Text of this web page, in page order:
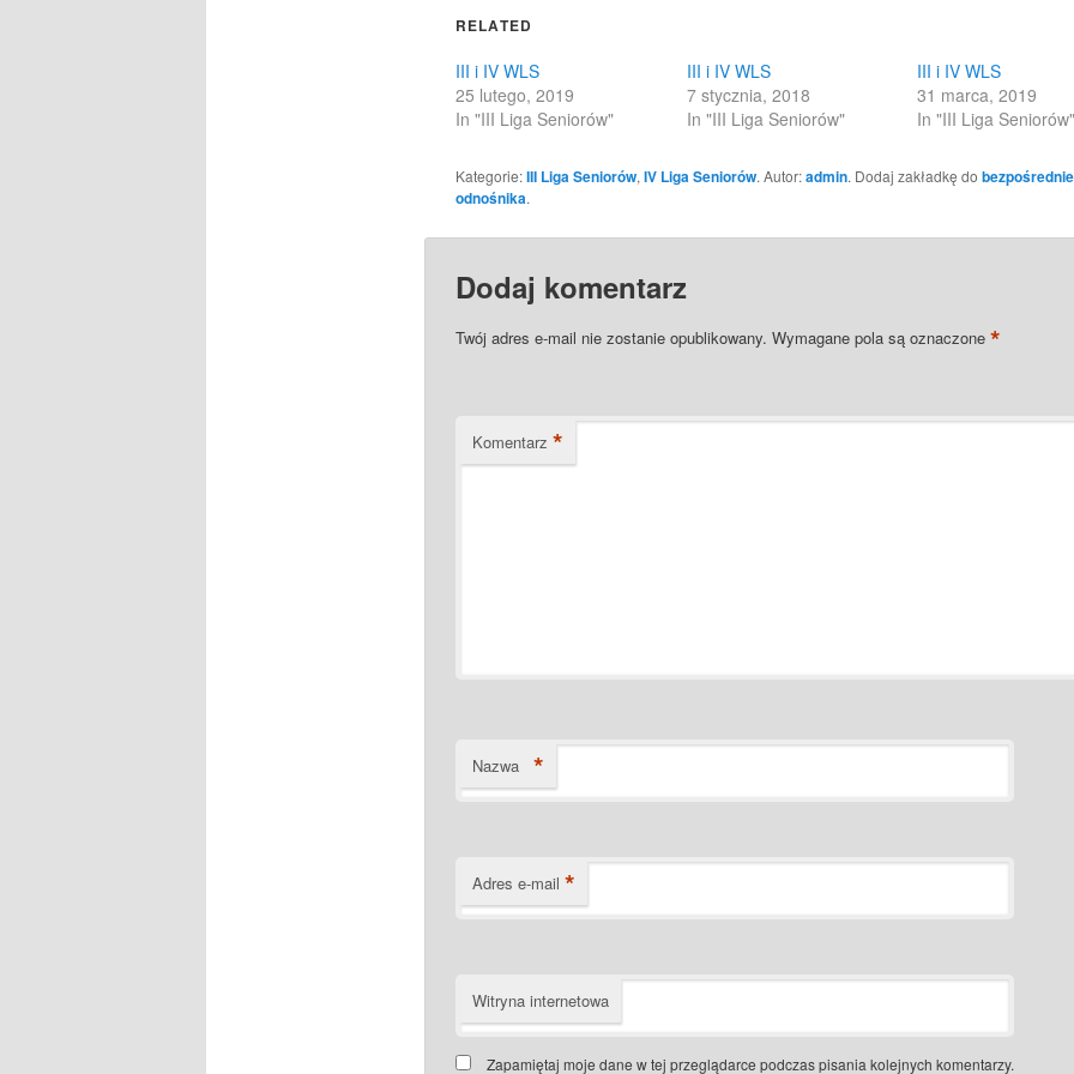
new
RELATED
III i IV WLS
25 lutego, 2019
In "III Liga Seniorów"
III i IV WLS
7 stycznia, 2018
In "III Liga Seniorów"
III i IV WLS
31 marca, 2019
In "III Liga Seniorów"
Kategorie:III Liga Seniorów, IV Liga Seniorów. Autor:admin. Dodaj zakładkę do
odnośnika.
Dodaj komentarz
Twój adres e-mail nie zostanie opublikowany. Wymagane pola są oznaczone *
Komentarz *
Nazwa *
Adres e-mail *
Witryna internetowa
Zapamiętaj moje dane w tej przeglądarce podczas pisania kolejnych komentarzy.